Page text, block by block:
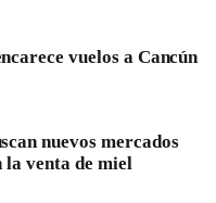
vuelos a Cancún
nuevos mercados
venta de miel